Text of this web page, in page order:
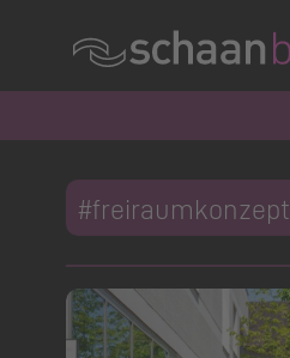
#freiraumkonzept